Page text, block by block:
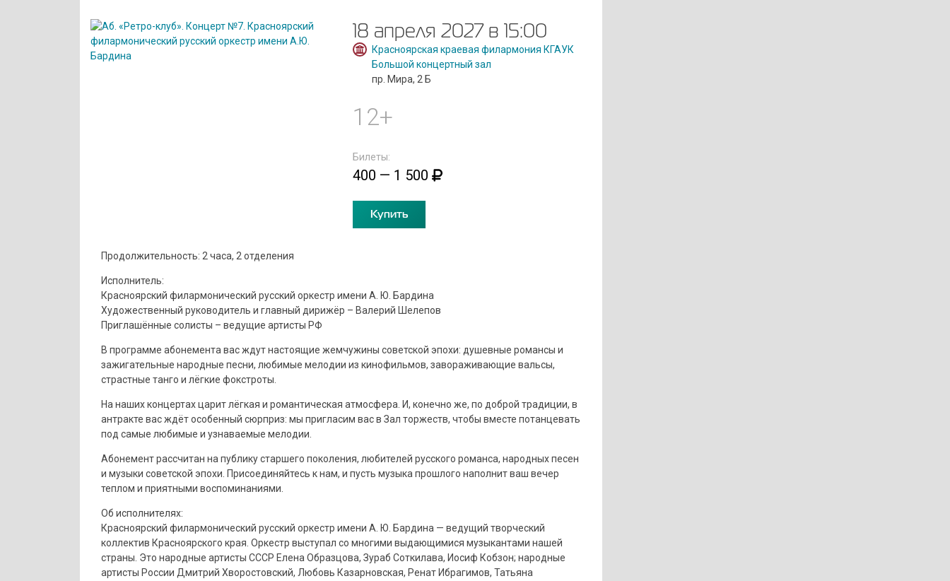
18 апреля 2027 в 15:00
Красноярская краевая филармония КГАУК
Большой концертный зал
пр. Мира, 2 Б
12+
Билеты:
400 — 1 500
Купить
Продолжительность: 2 часа, 2 отделения
Исполнитель:
Красноярский филармонический русский оркестр имени А. Ю. Бардина
Художественный руководитель и главный дирижёр – Валерий Шелепов
Приглашённые солисты – ведущие артисты РФ
В программе абонемента вас ждут настоящие жемчужины советской эпохи: душевные романсы и
зажигательные народные песни, любимые мелодии из кинофильмов, завораживающие вальсы,
страстные танго и лёгкие фокстроты.
На наших концертах царит лёгкая и романтическая атмосфера. И, конечно же, по доброй традиции, в
антракте вас ждёт особенный сюрприз: мы пригласим вас в Зал торжеств, чтобы вместе потанцевать
под самые любимые и узнаваемые мелодии.
Абонемент рассчитан на публику старшего поколения, любителей русского романса, народных песен
и музыки советской эпохи. Присоединяйтесь к нам, и пусть музыка прошлого наполнит ваш вечер
теплом и приятными воспоминаниями.
Об исполнителях:
Красноярский филармонический русский оркестр имени А. Ю. Бардина — ведущий творческий
коллектив Красноярского края. Оркестр выступал со многими выдающимися музыкантами нашей
страны. Это народные артисты СССР Елена Образцова, Зураб Соткилава, Иосиф Кобзон; народные
артисты России Дмитрий Хворостовский, Любовь Казарновская, Ренат Ибрагимов, Татьяна